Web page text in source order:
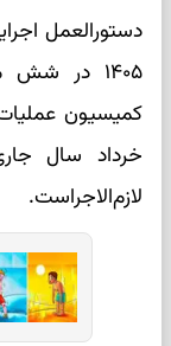
دستورالعمل
۱۴۰۵ در
خرداد سال
لازم‌الاجراست.